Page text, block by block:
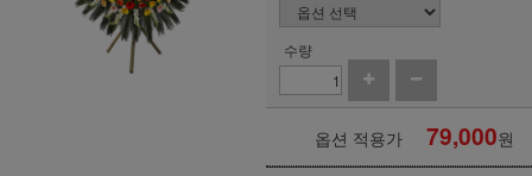
수량
옵션 적용가 79,000원